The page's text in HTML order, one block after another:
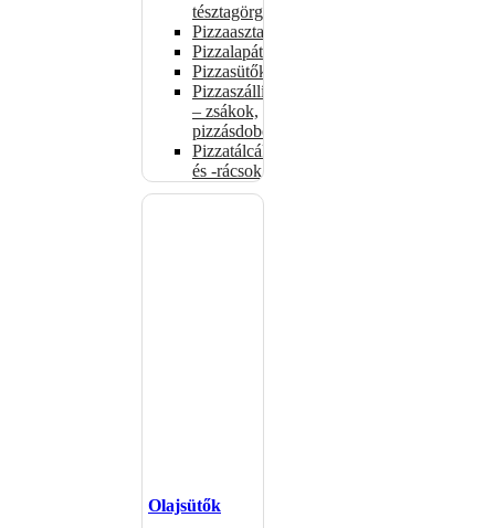
tésztagörgők
Pizzaasztalok
Pizzalapátok
Pizzasütők
Pizzaszállítás
– zsákok,
pizzásdobozok
Pizzatálcák
és -rácsok
Olajsütők